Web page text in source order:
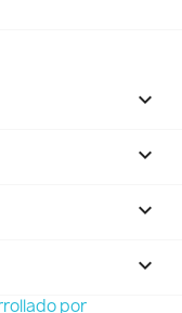



keyboard_arrow_down
por